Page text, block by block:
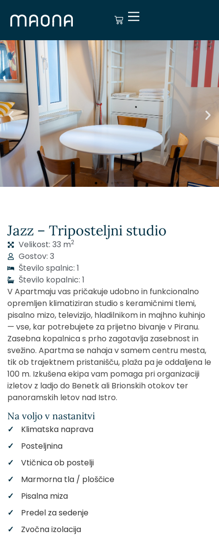
Jazz – Triposteljni studio
Velikost: 33 m2
Gostov: 3
Število spalnic: 1
Število kopalnic: 1
V Apartmaju vas pričakuje udobno in funkcionalno
opremljen klimatiziran studio s keramičnimi tlemi,
pisalno mizo, televizijo, hladilnikom in majhno kuhinjo
— vse, kar potrebujete za prijetno bivanje v Piranu.
Zasebna kopalnica s prho zagotavlja zasebnost in
svežino. Apartma se nahaja v samem centru mesta,
tik ob trajektnem pristanišču, plaža pa je oddaljena le
100 m. Izkušena ekipa vam pomaga pri organizaciji
izletov z ladjo do Benetk ali Brionskih otokov ter
panoramskih letov nad Istro.
Na voljo v nastanitvi
Klimatska naprava
Posteljnina
Vtičnica ob postelji
Marmorna tla / ploščice
Pisalna miza
Predel za sedenje
Zvočna izolacija